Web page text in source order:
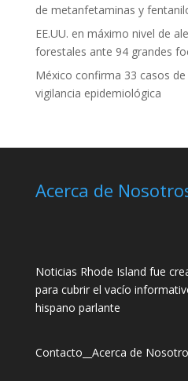
de metanfetaminas y
EE.UU. en máximo nivel de
forestales ante 94 grandes
México confirma 33 casos
vigilancia epidemiológica
Acerca de
Noticias Rhode Island fue
para cubrir el vacío
hispano parlante
Contacto Acerca de